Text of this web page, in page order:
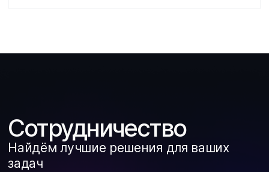
удалось этого добиться и почему наш
Сотрудничество
Найдём лучшие решения для ваших
задач